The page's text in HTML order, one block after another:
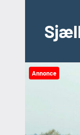
indhold
Annonce